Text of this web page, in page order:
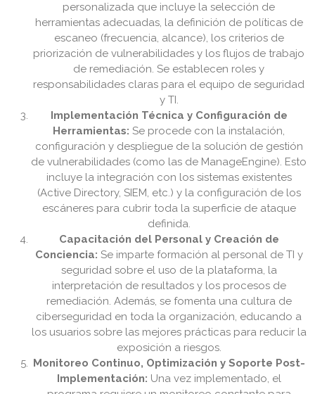
personalizada que incluye la selección de
herramientas adecuadas, la definición de políticas de
escaneo (frecuencia, alcance), los criterios de
priorización de vulnerabilidades y los flujos de trabajo
de remediación. Se establecen roles y
responsabilidades claras para el equipo de seguridad
y TI.
Implementación Técnica y Configuración de
Herramientas: Se procede con la instalación,
configuración y despliegue de la solución de gestión
de vulnerabilidades (como las de ManageEngine). Esto
incluye la integración con los sistemas existentes
(Active Directory, SIEM, etc.) y la configuración de los
escáneres para cubrir toda la superficie de ataque
definida.
Capacitación del Personal y Creación de
Conciencia: Se imparte formación al personal de TI y
seguridad sobre el uso de la plataforma, la
interpretación de resultados y los procesos de
remediación. Además, se fomenta una cultura de
ciberseguridad en toda la organización, educando a
los usuarios sobre las mejores prácticas para reducir la
exposición a riesgos.
Monitoreo Continuo, Optimización y Soporte Post-
Implementación: Una vez implementado, el